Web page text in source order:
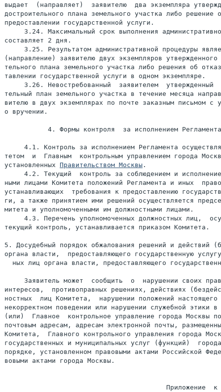
выдает  (направляет)  заявителю  два экземпляра
достроительного плана земельного участка либо решение
предоставлении государственной услуги.
3.24. Максимальный срок выполнения
составляет 2 дня.
3.25. Результатом административной процедуры
(направление) заявителю двух экземпляров утвержденного
тельного плана земельного участка либо решения об
тавлении государственной услуги в одном экземпляре.
3.26. Невостребованный  заявителем  утвержденный
тельный план земельного участка в течение месяца
вителю в двух экземплярах по почте заказным письмом с
о вручении.
           4. Формы контроля  за исполнением Регламента
4.1. Контроль за исполнением Регламента
тетом  и  Главным  контрольным управлением города
установленных Правительством Москвы .
4.2. Текущий  контроль за соблюдением и
ными лицами Комитета положений Регламента и иных
устанавливающих  требования к предоставлению
ги, а также принятием ими решений осуществляется
митета и уполномоченными им должностными лицами.
4.3. Перечень уполномоченных должностных лиц,
текущий контроль, устанавливается приказом Комитета.
5. Досудебный порядок обжалования решений и действий
органа власти,  предоставляющего государственную
ных лиц органа власти, предоставляющего
Заявитель может  сообщить  о  нарушении своих
интересов,  противоправных решениях, действиях
ностных  лиц Комитета,  нарушении положений настоящего
некорректном поведении или нарушении служебной этики
(или)  Главное  контрольное управление города Москвы
почтовым адресам, адресам электронной почты,
Комитета,  Главного контрольного управления города
государственных и муниципальных услуг (функций)
порядке, установленном правовыми актами Российской
вовыми актами города Москвы.
Приложение  к